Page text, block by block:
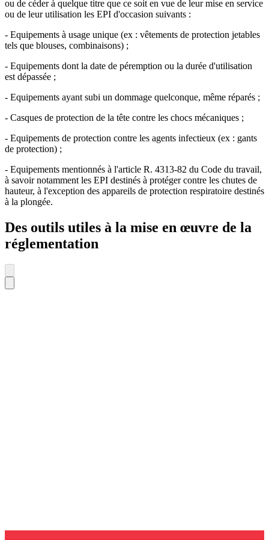
ou de céder à quelque titre que ce soit en vue de leur mise en service
ou de leur utilisation les EPI d'occasion suivants :
- Equipements à usage unique (ex : vêtements de protection jetables
tels que blouses, combinaisons) ;
- Equipements dont la date de péremption ou la durée d'utilisation
est dépassée ;
- Equipements ayant subi un dommage quelconque, même réparés ;
- Casques de protection de la tête contre les chocs mécaniques ;
- Equipements de protection contre les agents infectieux (ex : gants
de protection) ;
- Equipements mentionnés à l'article R. 4313-82 du Code du travail,
à savoir notamment les EPI destinés à protéger contre les chutes de
hauteur, à l'exception des appareils de protection respiratoire destinés
à la plongée.
Des outils utiles à la mise en œuvre de la
réglementation